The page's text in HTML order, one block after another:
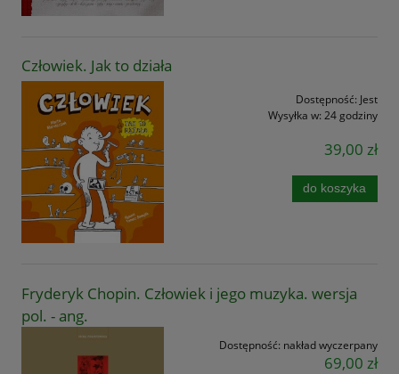
Człowiek. Jak to działa
Dostępność: Jest
Wysyłka w: 24 godziny
39,00 zł
do koszyka
Fryderyk Chopin. Człowiek i jego muzyka. wersja
pol. - ang.
Dostępność: nakład wyczerpany
69,00 zł